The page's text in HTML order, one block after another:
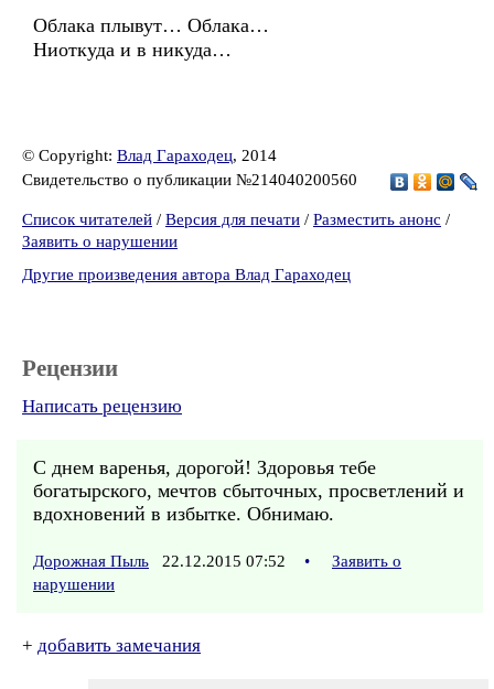
Облака плывут… Облака…
Ниоткуда и в никуда…
© Copyright: Влад Гараходец, 2014
Свидетельство о публикации №214040200560
Список читателей / Версия для печати / Разместить анонс /
Заявить о нарушении
Другие произведения автора Влад Гараходец
Рецензии
Написать рецензию
С днем варенья, дорогой! Здоровья тебе
богатырского, мечтов сбыточных, просветлений и
вдохновений в избытке. Обнимаю.
Дорожная Пыль 22.12.2015 07:52 •
Заявить о
нарушении
+ добавить замечания